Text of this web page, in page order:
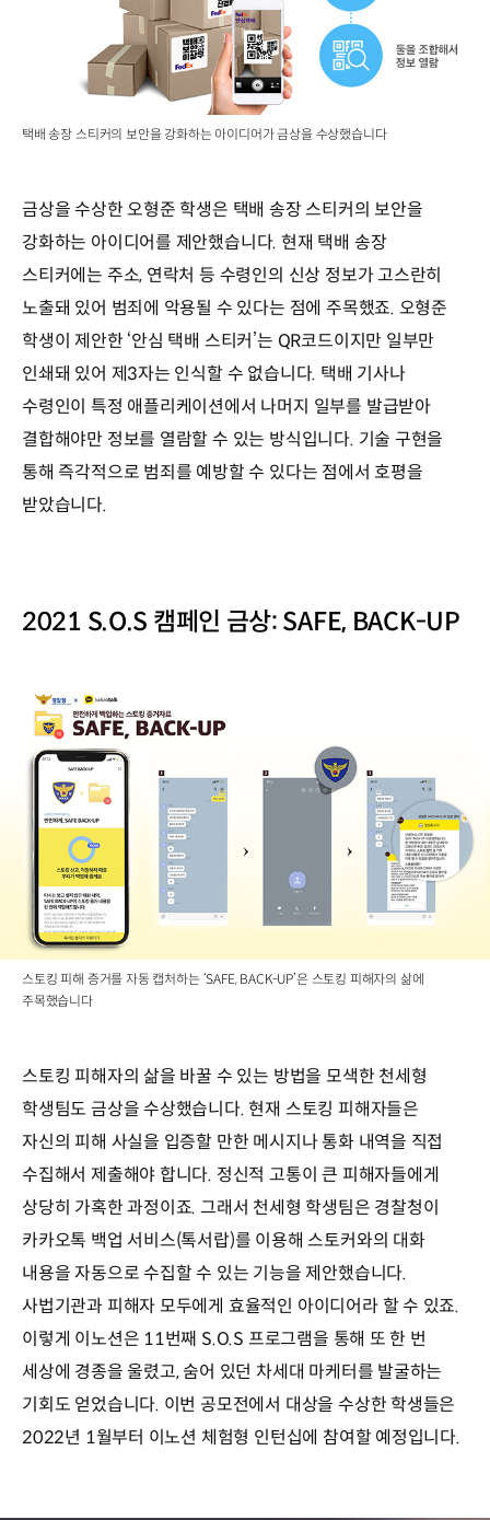
택배 송장 스티커의 보안을 강화하는 아이디어가 금상을 수상했습니다
금상을 수상한 오형준 학생은 택배 송장 스티커의 보안을
강화하는 아이디어를 제안했습니다. 현재 택배 송장
스티커에는 주소, 연락처 등 수령인의 신상 정보가 고스란히
노출돼 있어 범죄에 악용될 수 있다는 점에 주목했죠. 오형준
학생이 제안한 ‘안심 택배 스티커’는 QR코드이지만 일부만
인쇄돼 있어 제3자는 인식할 수 없습니다. 택배 기사나
수령인이 특정 애플리케이션에서 나머지 일부를 발급받아
결합해야만 정보를 열람할 수 있는 방식입니다. 기술 구현을
통해 즉각적으로 범죄를 예방할 수 있다는 점에서 호평을
받았습니다.
2021 S.O.S 캠페인 금상: SAFE, BACK-UP
스토킹 피해 증거를 자동 캡처하는 ‘SAFE, BACK-UP’은 스토킹 피해자의 삶에
주목했습니다
스토킹 피해자의 삶을 바꿀 수 있는 방법을 모색한 천세형
학생팀도 금상을 수상했습니다. 현재 스토킹 피해자들은
자신의 피해 사실을 입증할 만한 메시지나 통화 내역을 직접
수집해서 제출해야 합니다. 정신적 고통이 큰 피해자들에게
상당히 가혹한 과정이죠. 그래서 천세형 학생팀은 경찰청이
카카오톡 백업 서비스(톡서랍)를 이용해 스토커와의 대화
내용을 자동으로 수집할 수 있는 기능을 제안했습니다.
사법기관과 피해자 모두에게 효율적인 아이디어라 할 수 있죠.
이렇게 이노션은 11번째 S.O.S 프로그램을 통해 또 한 번
세상에 경종을 울렸고, 숨어 있던 차세대 마케터를 발굴하는
기회도 얻었습니다. 이번 공모전에서 대상을 수상한 학생들은
2022년 1월부터 이노션 체험형 인턴십에 참여할 예정입니다.